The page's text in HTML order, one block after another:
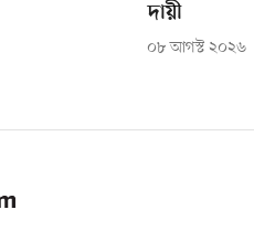
দায়ী
০৮ আগস্ট ২০২৬